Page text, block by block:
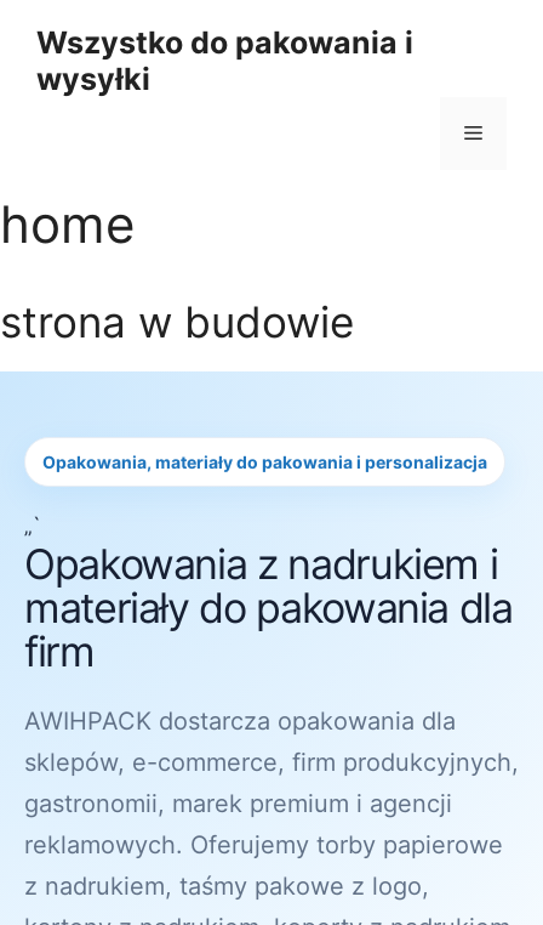
treści
Wszystko do pakowania i
wysyłki
Menu
home
strona w budowie
Opakowania, materiały do pakowania i personalizacja
„`
Opakowania z nadrukiem i
materiały do pakowania dla
firm
AWIHPACK dostarcza opakowania dla
sklepów, e-commerce, firm produkcyjnych,
gastronomii, marek premium i agencji
reklamowych. Oferujemy torby papierowe
z nadrukiem, taśmy pakowe z logo,